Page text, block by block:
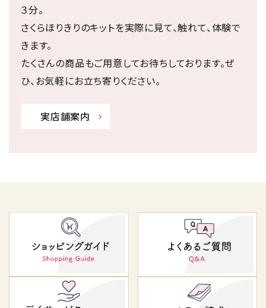
３分。
さくらほりきりのキットを実際に見て、触れて、体験で
きます。
たくさんの商品もご用意してお待ちしております。ぜ
ひ、お気軽にお立ち寄りください。
実店舗案内